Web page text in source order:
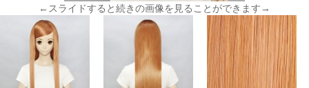
←スライドすると続きの画像を見ることができます→